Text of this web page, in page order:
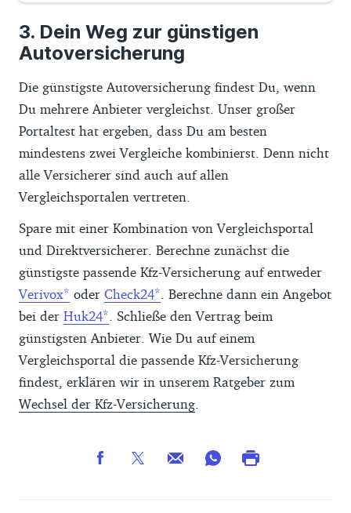
Dein Weg zur günstigen
Autoversicherung
Die günstigste Autoversicherung findest Du, wenn
Du mehrere Anbieter vergleichst. Unser großer
Portaltest hat ergeben, dass Du am besten
mindestens zwei Vergleiche kombinierst. Denn nicht
alle Versicherer sind auch auf allen
Vergleichsportalen vertreten.
Spare mit einer Kombination von Vergleichsportal
und Direktversicherer. Berechne zunächst die
günstigste passende Kfz-Versicherung auf entweder
Verivox
oder Check24
. Berechne dann ein Angebot
bei der Huk24
. Schließe den Vertrag beim
günstigsten Anbieter. Wie Du auf einem
Vergleichsportal die passende Kfz-Versicherung
findest, erklären wir in unserem Ratgeber zum
Wechsel der Kfz-Versicherung